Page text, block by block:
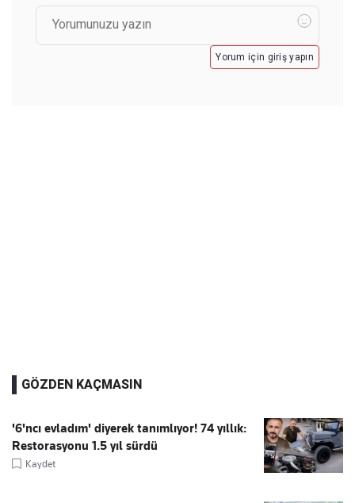
Yorum için giriş yapın
GÖZDEN KAÇMASIN
'6'ncı evladım' diyerek tanımlıyor! 74 yıllık:
Restorasyonu 1.5 yıl sürdü
Kaydet